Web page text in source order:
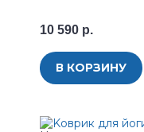
10 590 р.
В КОРЗИНУ